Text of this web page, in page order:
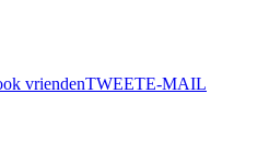
vriendenTWEETE-MAIL